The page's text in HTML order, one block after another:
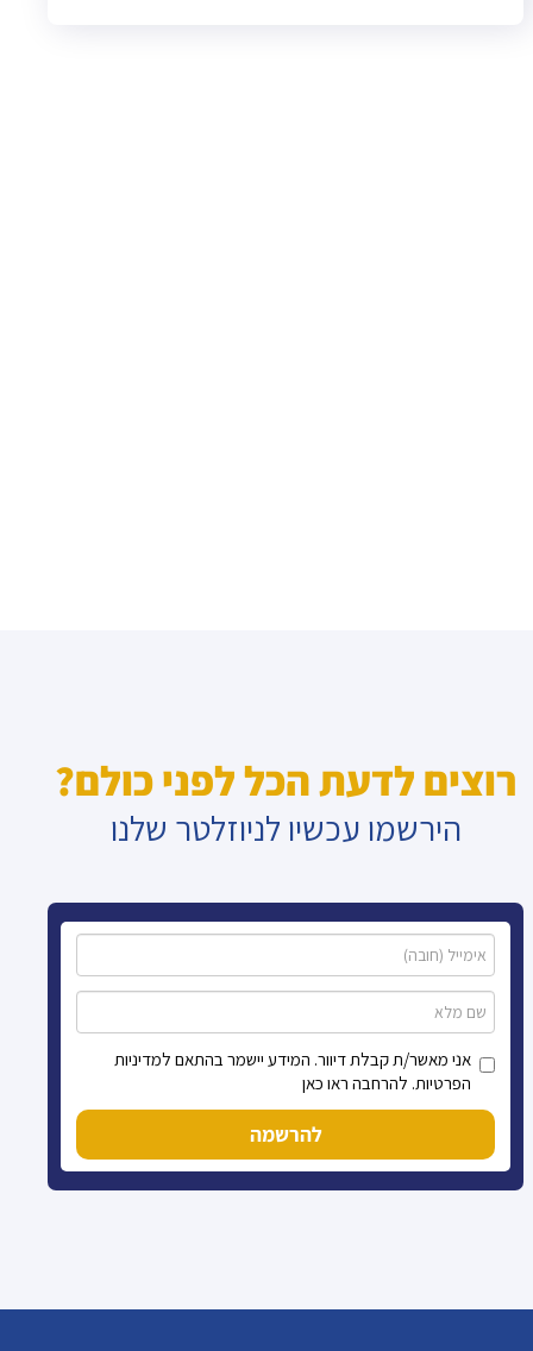
רוצים לדעת הכל לפני כולם?
הירשמו עכשיו לניוזלטר שלנו
אני מאשר/ת קבלת דיוור. המידע יישמר בהתאם למדיניות
הפרטיות. להרחבה ראו כאן
להרשמה